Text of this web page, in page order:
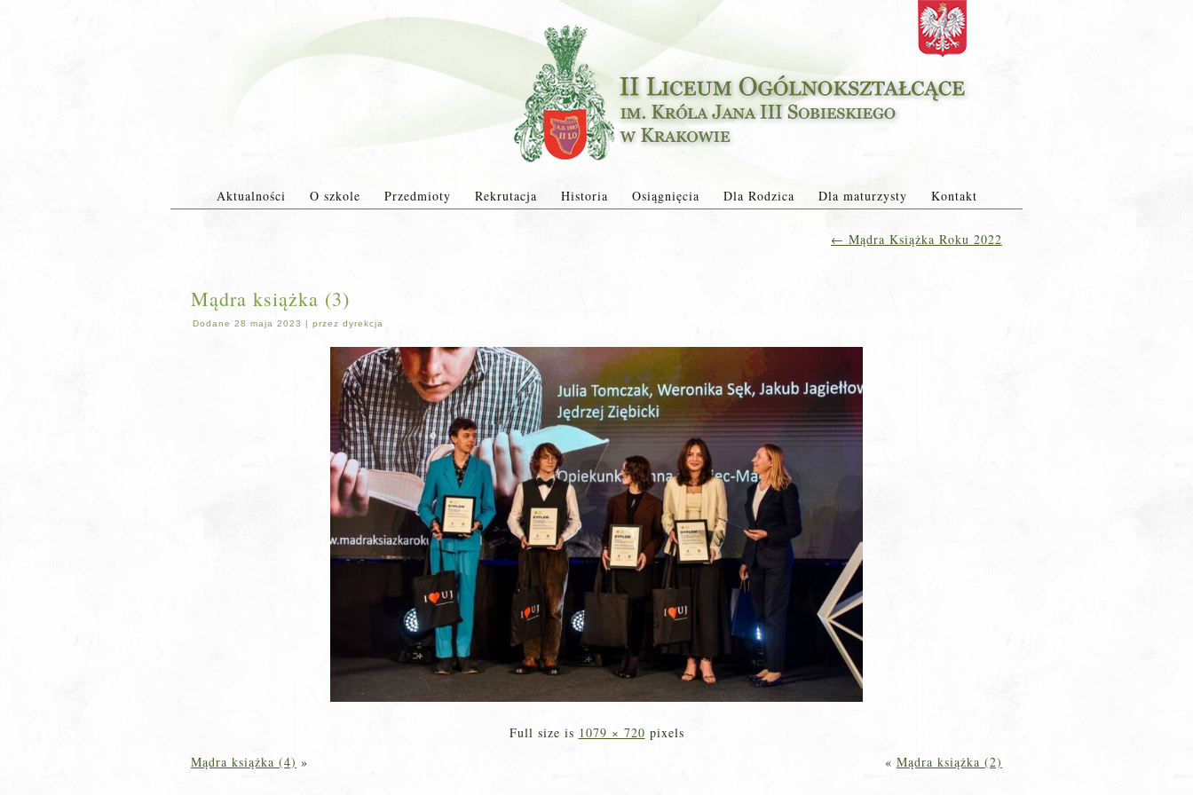
Aktualności O szkole Przedmioty Rekrutacja Historia Osiągnięcia Dla Rodzica Dla maturzysty Kontakt
← Mądra Książka Roku 2022
Mądra książka (3)
Dodane 28 maja 2023 | przez dyrekcja
Full size is 1079 × 720 pixels
Mądra książka (4) » « Mądra książka (2)